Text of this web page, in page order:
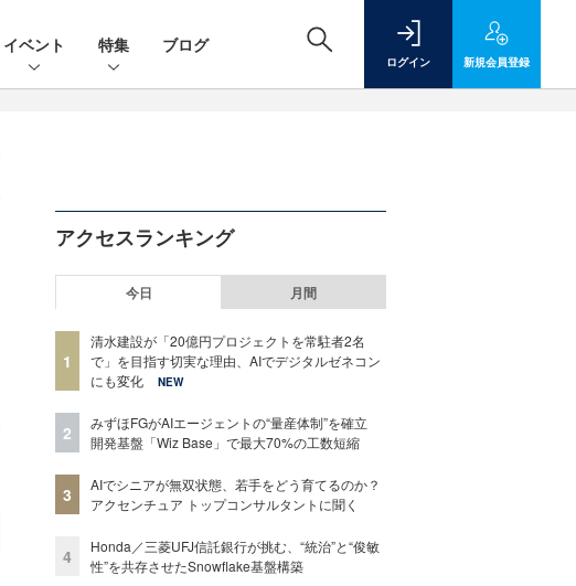
イベント 特集 ブログ
ログイン 新規会員登録
アクセスランキング
今日 月間
1
清水建設が「20億円プロジェクトを常駐者2名
で」を目指す切実な理由、AIでデジタルゼネコン
にも変化
NEW
2
みずほFGがAIエージェントの“量産体制”を確立
開発基盤「Wiz Base」で最大70%の工数短縮
3
AIでシニアが無双状態、若手をどう育てるのか？
アクセンチュア トップコンサルタントに聞く
4
Honda／三菱UFJ信託銀行が挑む、“統治”と“俊敏
性”を共存させたSnowflake基盤構築